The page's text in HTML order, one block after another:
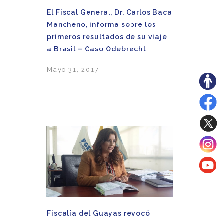
El Fiscal General, Dr. Carlos Baca
Mancheno, informa sobre los
primeros resultados de su viaje
a Brasil – Caso Odebrecht
Mayo 31, 2017
Fiscalía del Guayas revocó